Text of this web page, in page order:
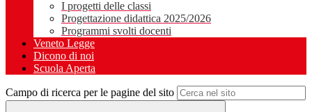
I progetti delle classi
Progettazione didattica 2025/2026
Programmi svolti docenti
Veneto Legge
Dicono di noi
Scuola Aperta
Campo di ricerca per le pagine del sito